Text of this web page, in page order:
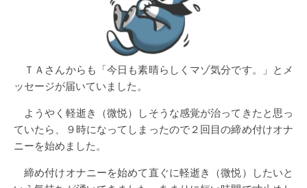
ＴＡさんからも「今日も素晴らしくマゾ気分です。」とメ
ッセージが届いていました。
ようやく軽逝き（微悦）しそうな感覚が治ってきたと思っ
ていたら、９時になってしまったので２回目の締め付けオナ
ニーを始めました。
締め付けオナニーを始めて直ぐに軽逝き（微悦）したいと